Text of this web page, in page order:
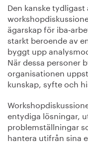
Den kanske
ägarskap för
starkt beroende av
byggt upp
När dessa personer
organisationen
kunskap, syfte och
entydiga lösningar,
problemställningar
hantera utifrån sina